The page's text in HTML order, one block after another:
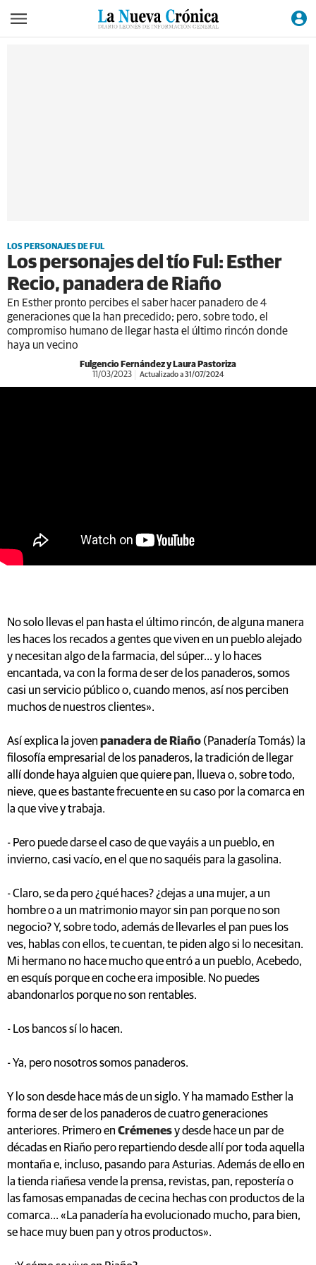
LOS PERSONAJES DE FUL
Los personajes del tío Ful: Esther
Recio, panadera de Riaño
En Esther pronto percibes el saber hacer panadero de 4
generaciones que la han precedido; pero, sobre todo, el
compromiso humano de llegar hasta el último rincón donde
haya un vecino
Fulgencio Fernández y Laura Pastoriza
11/03/2023 Actualizado a 31/07/2024
No solo llevas el pan hasta el último rincón, de alguna manera
les haces los recados a gentes que viven en un pueblo alejado
y necesitan algo de la farmacia, del súper... y lo haces
encantada, va con la forma de ser de los panaderos, somos
casi un servicio público o, cuando menos, así nos perciben
muchos de nuestros clientes».
Así explica la joven panadera de Riaño (Panadería Tomás) la
filosofía empresarial de los panaderos, la tradición de llegar
allí donde haya alguien que quiere pan, llueva o, sobre todo,
nieve, que es bastante frecuente en su caso por la comarca en
la que vive y trabaja.
- Pero puede darse el caso de que vayáis a un pueblo, en
invierno, casi vacío, en el que no saquéis para la gasolina.
- Claro, se da pero ¿qué haces? ¿dejas a una mujer, a un
hombre o a un matrimonio mayor sin pan porque no son
negocio? Y, sobre todo, además de llevarles el pan pues los
ves, hablas con ellos, te cuentan, te piden algo si lo necesitan.
Mi hermano no hace mucho que entró a un pueblo, Acebedo,
en esquís porque en coche era imposible. No puedes
abandonarlos porque no son rentables.
- Los bancos sí lo hacen.
- Ya, pero nosotros somos panaderos.
Y lo son desde hace más de un siglo. Y ha mamado Esther la
forma de ser de los panaderos de cuatro generaciones
anteriores. Primero en Crémenesy desde hace un par de
décadas en Riaño pero repartiendo desde allí por toda aquella
montaña e, incluso, pasando para Asturias. Además de ello en
la tienda riañesa vende la prensa, revistas, pan, repostería o
las famosas empanadas de cecina hechas con productos de la
comarca... «La panadería ha evolucionado mucho, para bien,
se hace muy buen pan y otros productos».